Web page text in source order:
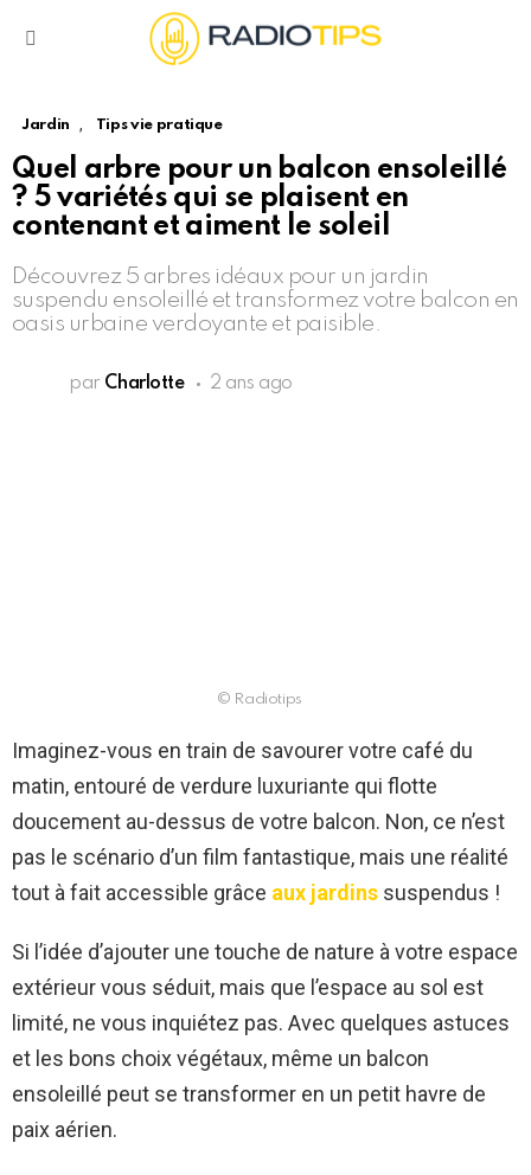
Jardin , Tips vie pratique
Quel arbre pour un balcon ensoleillé
? 5 variétés qui se plaisent en
contenant et aiment le soleil
Découvrez 5 arbres idéaux pour un jardin
suspendu ensoleillé et transformez votre balcon en
oasis urbaine verdoyante et paisible.
par Charlotte 2 ans ago
© Radiotips
Imaginez-vous en train de savourer votre café du
matin, entouré de verdure luxuriante qui flotte
doucement au-dessus de votre balcon. Non, ce n’est
pas le scénario d’un film fantastique, mais une réalité
tout à fait accessible grâce aux jardins suspendus !
Si l’idée d’ajouter une touche de nature à votre espace
extérieur vous séduit, mais que l’espace au sol est
limité, ne vous inquiétez pas. Avec quelques astuces
et les bons choix végétaux, même un balcon
ensoleillé peut se transformer en un petit havre de
paix aérien.